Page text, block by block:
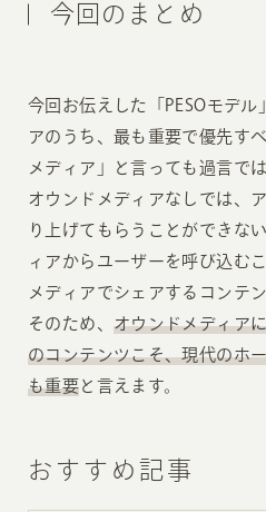
今回のまとめ
今回お伝えした「PESOモデル
アのうち、最も重要で優先す
メディア」と言っても過言で
オウンドメディアなしでは、
り上げてもらうことができな
ィアからユーザーを呼び込む
メディアでシェアするコンテ
そのため、 オウンドメディア
のコンテンツこそ、現代のホ
も重要 と言えます。
おすすめ記事